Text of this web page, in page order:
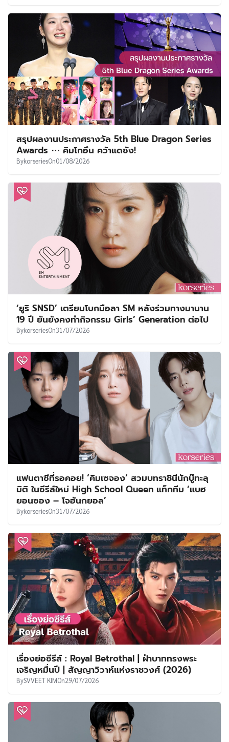
สรุปผลงานประกาศรางวัล 5th Blue Dragon Series
Awards ⋯ คิมโกอึน คว้าแดซัง!
BykorseriesOn01/08/2026
‘ยูริ SNSD’ เตรียมโบกมือลา SM หลังร่วมทางมานาน
19 ปี ยันยังคงทำกิจกรรม Girls’ Generation ต่อไป
BykorseriesOn31/07/2026
แฟนตาซีที่รอคอย! ‘คิมเซจอง’ สวมบทราชินีนักบู๊ทะลุ
มิติ ในซีรีส์ใหม่ High School Queen แท็กทีม ‘แบฮ
ยอนซอง – โจฮันกยอล’
BykorseriesOn31/07/2026
เรื่องย่อซีรีส์ : Royal Betrothal | ฝ่าบาททรงพระ
เจริญหมื่นปี | สัญญาวิวาห์แห่งราชวงศ์ (2026)
BySVVEET KIMOn29/07/2026